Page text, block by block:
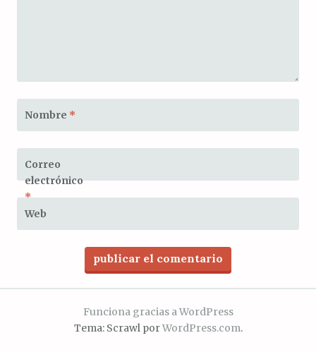
Nombre *
Correo
electrónico
*
Web
Funciona gracias a WordPress
Tema: Scrawl porWordPress.com.